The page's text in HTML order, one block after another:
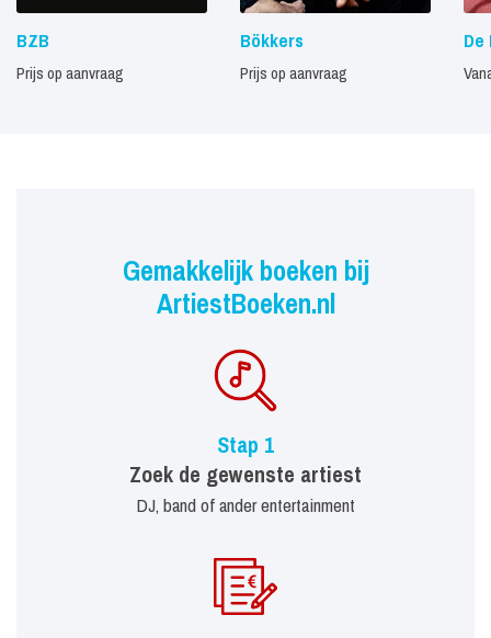
BZB
Prijs op aanvraag
Bökkers
Prijs op aanvraag
Gemakkelijk boeken bij
ArtiestBoeken.nl
Stap 1
Zoek de gewenste artiest
DJ, band of ander entertainment